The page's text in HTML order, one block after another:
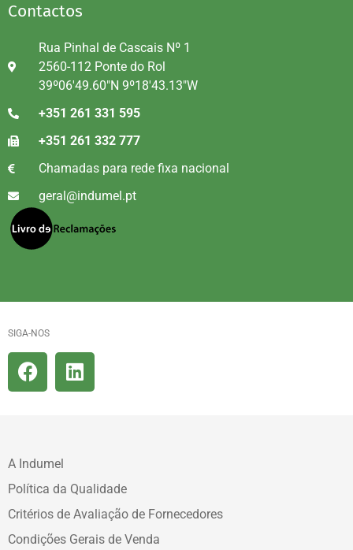
Contactos
Rua Pinhal de Cascais Nº 1
2560-112 Ponte do Rol
39º06'49.60"N 9º18'43.13"W
+351 261 331 595
+351 261 332 777
Chamadas para rede fixa nacional
geral@indumel.pt
SIGA-NOS
A Indumel
Política da Qualidade
Critérios de Avaliação de Fornecedores
Condições Gerais de Venda